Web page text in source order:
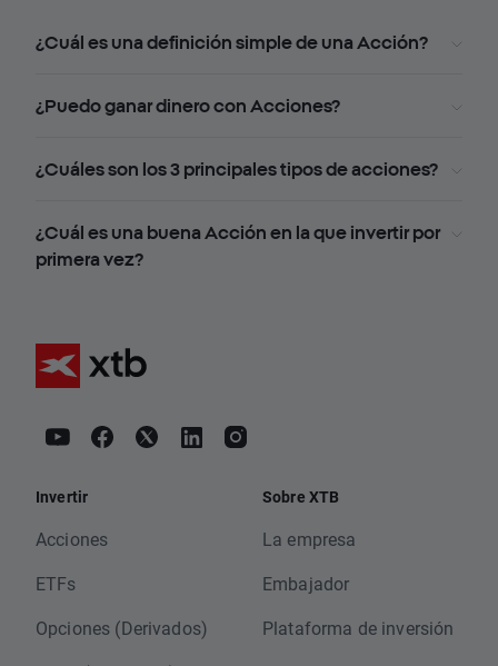
¿Cuál es una definición simple de una Acción?
¿Puedo ganar dinero con Acciones?
¿Cuáles son los 3 principales tipos de acciones?
¿Cuál es una buena Acción en la que invertir por
primera vez?
Invertir
Acciones
ETFs
Opciones (Derivados)
Sobre XTB
La empresa
Embajador
Plataforma de inversión